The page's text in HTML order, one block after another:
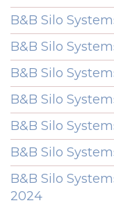
B&B Silo
B&B Silo
B&B Silo
B&B Silo
B&B Silo
B&B Silo
B&B Silo
2024